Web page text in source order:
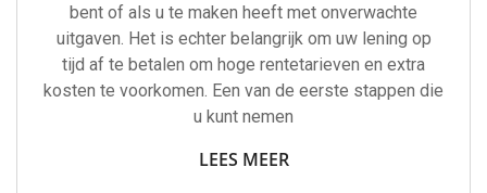
bent of als u te maken heeft met onverwachte
uitgaven. Het is echter belangrijk om uw lening op
tijd af te betalen om hoge rentetarieven en extra
kosten te voorkomen. Een van de eerste stappen die
u kunt nemen
LEES MEER